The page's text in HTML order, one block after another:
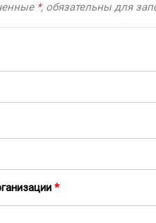
*, обязательны для